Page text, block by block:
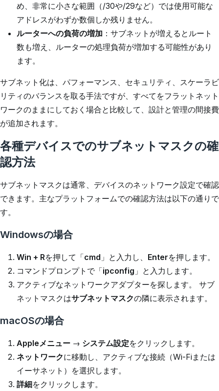
め、非常に小さな範囲（/30や/29など）では使用可能な
アドレスがわずか数個しか残りません。
ルーターへの負荷の増加 ：サブネットが増えるとルート
数も増え、ルーターの処理負荷が増加する可能性があり
ます。
サブネット化は、パフォーマンス、セキュリティ、スケーラビ
リティのバランスを取る手法ですが、すべてをフラットネット
ワークのままにしておく場合と比較して、設計と管理の間接費
が追加されます。
各種デバイスでのサブネットマスクの確
認方法
サブネットマスクは通常、デバイスのネットワーク設定で確認
できます。主なプラットフォームでの確認方法は以下の通りで
す。
Windowsの場合
Win + Rを押して「cmd 」と入力し、 Enterを押します。
コマンドプロンプトで「ipconfig 」と入力します。
アクティブなネットワークアダプターを探します。 サブ
ネットマスクはサブネットマスクの隣に表示されます。
macOSの場合
Appleメニュー → システム設定をクリックします。
ネットワークに移動し、アクティブな接続（Wi-Fiまたは
イーサネット）を選択します。
詳細をクリックします。